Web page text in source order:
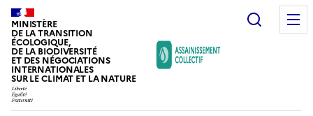
MINISTÈRE
DE LA TRANSITION
ÉCOLOGIQUE,
DE LA BIODIVERSITÉ
ET DES NÉGOCIATIONS
INTERNATIONALES
SUR LE CLIMAT ET LA NATURE